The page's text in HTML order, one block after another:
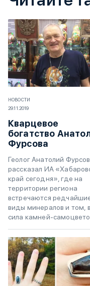
НОВОСТИ
29.11.2019
Кварцевое
богатство
Фурсова
Геолог Анатолий Фурсов
рассказал ИА
край сегодня», где на
территории региона
встречаются
виды минералов и том,
сила камней-